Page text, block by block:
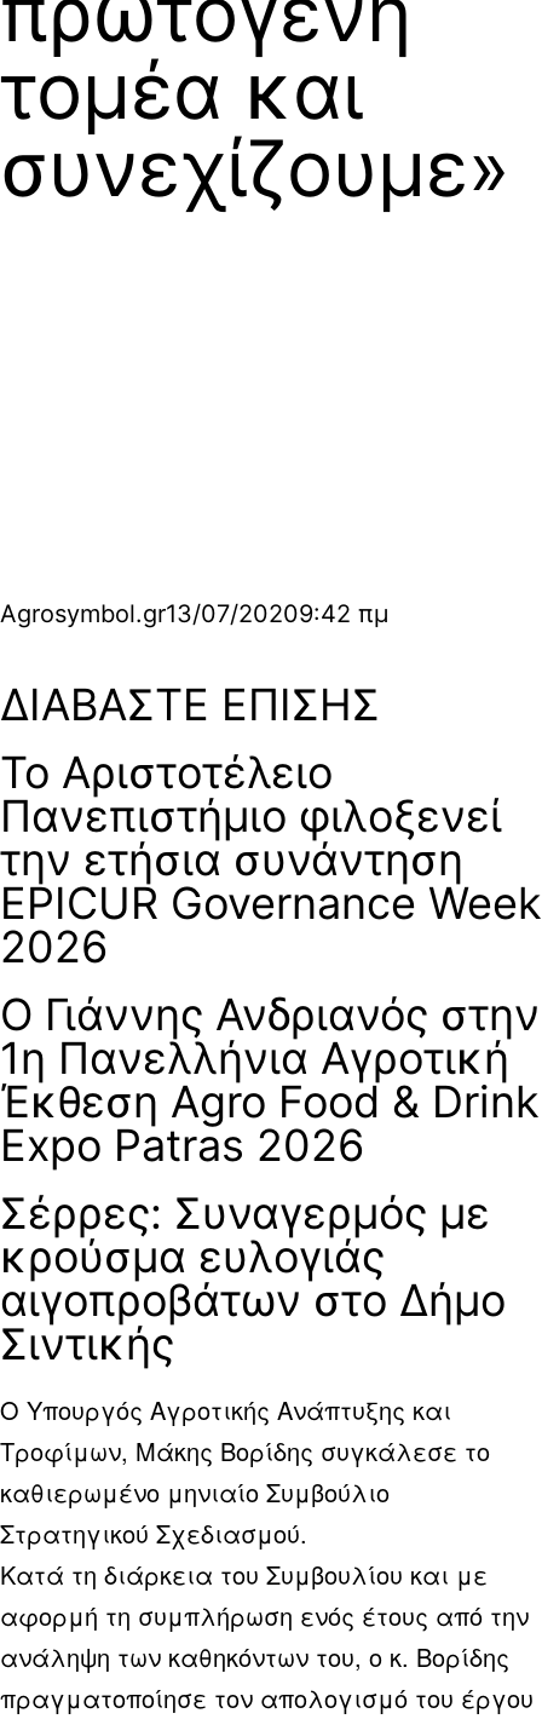
τομέα και
συνεχίζουμε»
Agrosymbol.gr13/07/20209:42 πμ
ΔΙΑΒΑΣΤΕ ΕΠΙΣΗΣ
Το Αριστοτέλειο
Πανεπιστήμιο φιλοξενεί
την ετήσια συνάντηση
EPICUR Governance Week
2026
Ο Γιάννης Ανδριανός στην
1η Πανελλήνια Αγροτική
Έκθεση Agro Food & Drink
Expo Patras 2026
Σέρρες: Συναγερμός με
κρούσμα ευλογιάς
αιγοπροβάτων στο Δήμο
Σιντικής
Ο Υπουργός Αγροτικής Ανάπτυξης και
Τροφίμων, Μάκης Βορίδης συγκάλεσε το
καθιερωμένο μηνιαίο Συμβούλιο
Στρατηγικού Σχεδιασμού.
Κατά τη διάρκεια του Συμβουλίου και με
αφορμή τη συμπλήρωση ενός έτους από την
ανάληψη των καθηκόντων του, ο κ. Βορίδης
πραγματοποίησε τον απολογισμό του έργου